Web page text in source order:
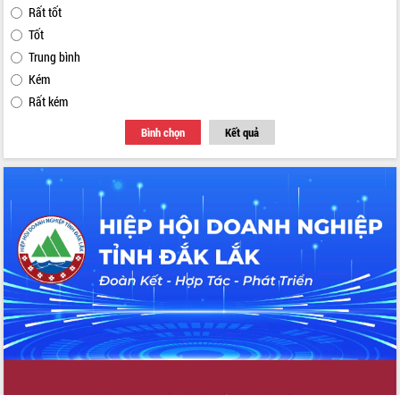
Rất tốt
Tốt
Trung bình
Kém
Rất kém
Bình chọn Kết quả